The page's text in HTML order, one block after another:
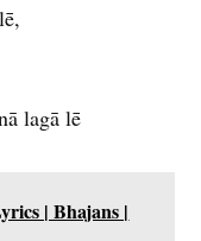
lagā lē
| Bhajans |